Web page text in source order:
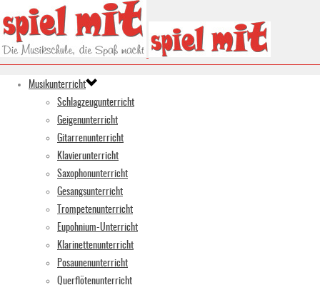
Musikunterricht
Schlagzeugunterricht
Geigenunterricht
Gitarrenunterricht
Klavierunterricht
Saxophonunterricht
Gesangsunterricht
Trompetenunterricht
Eupohnium-Unterricht
Klarinettenunterricht
Posaunenunterricht
Querflötenunterricht